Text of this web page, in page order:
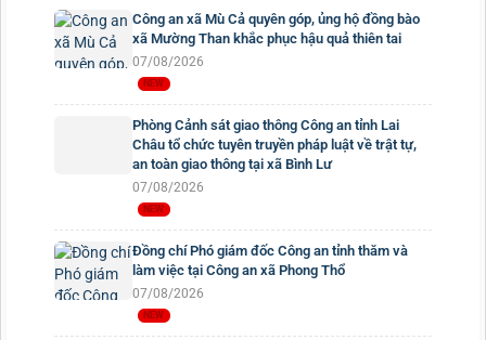
Công an xã Mù Cả quyên góp, ủng hộ đồng bào
xã Mường Than khắc phục hậu quả thiên tai
07/08/2026
Phòng Cảnh sát giao thông Công an tỉnh Lai
Châu tổ chức tuyên truyền pháp luật về trật tự,
an toàn giao thông tại xã Bình Lư
07/08/2026
Đồng chí Phó giám đốc Công an tỉnh thăm và
làm việc tại Công an xã Phong Thổ
07/08/2026